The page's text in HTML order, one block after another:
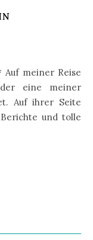
eine meiner
Auf ihrer Seite
und tolle